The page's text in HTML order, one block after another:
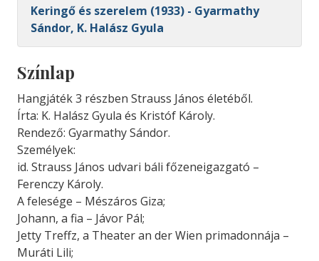
Keringő és szerelem (1933) - Gyarmathy
Sándor, K. Halász Gyula
Színlap
Hangjáték 3 részben Strauss János életéből.
Írta: K. Halász Gyula és Kristóf Károly.
Rendező: Gyarmathy Sándor.
Személyek:
id. Strauss János udvari báli főzeneigazgató –
Ferenczy Károly.
A felesége – Mészáros Giza;
Johann, a fia – Jávor Pál;
Jetty Treffz, a Theater an der Wien primadonnája –
Muráti Lili;